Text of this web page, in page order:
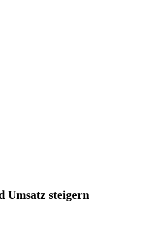
Umsatz steigern